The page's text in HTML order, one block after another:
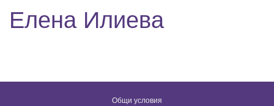
Елена Илиева
Общи условия